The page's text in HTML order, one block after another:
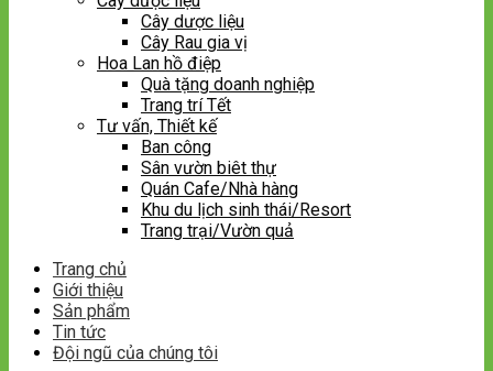
Cây dược liệu
Cây Rau gia vị
Hoa Lan hồ điệp
Quà tặng doanh nghiệp
Trang trí Tết
Tư vấn, Thiết kế
Ban công
Sân vườn biêt thự
Quán Cafe/Nhà hàng
Khu du lịch sinh thái/Resort
Trang trại/Vườn quả
Trang chủ
Giới thiệu
Sản phẩm
Tin tức
Đội ngũ của chúng tôi